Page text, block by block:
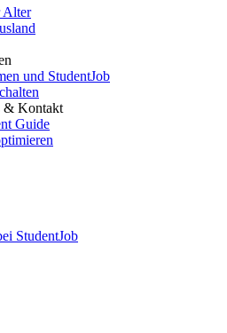
Alter
und StudentJob
& Kontakt
Guide
StudentJob